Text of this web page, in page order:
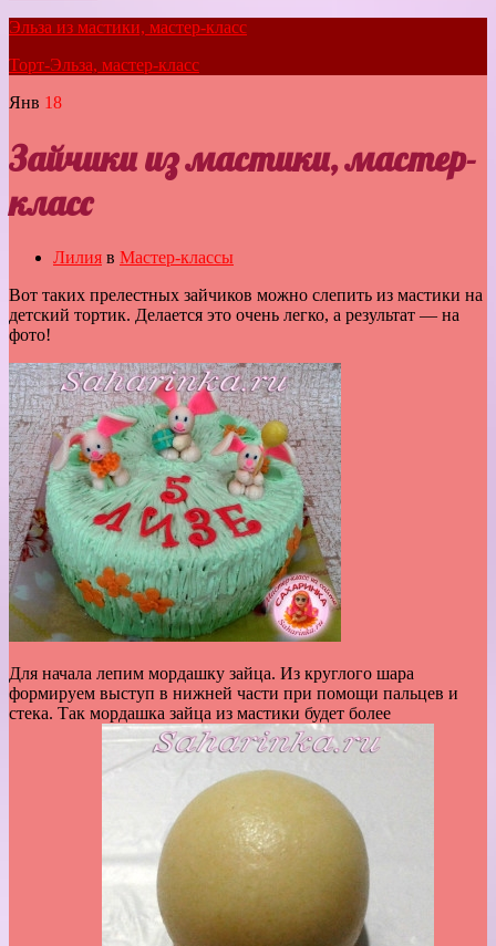
Эльза из мастики, мастер-класс
Торт-Эльза, мастер-класс
Янв 18
Зайчики из мастики, мастер-
класс
Лилия в Мастер-классы
Вот таких прелестных зайчиков можно слепить из мастики на
детский тортик. Делается это очень легко, а результат — на
фото!
Для начала лепим мордашку зайца. Из круглого шара
формируем выступ в нижней части при помощи пальцев и
стека. Так мордашка зайца из мастики будет более